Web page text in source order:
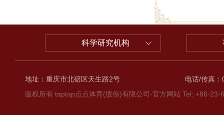
科学研究机构
地址：重庆市北碚区天生路2号
电话/传真
版权所有 taptap点点体育(股份)有限公司-官方网站 Tel: +86-23-